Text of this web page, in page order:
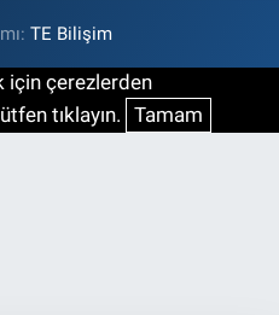
TE Bilişim
için çerezlerden
tıklayın. Tamam